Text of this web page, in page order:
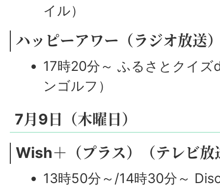
イル）
ハッピーアワー（ラジオ放送
17時20分～ ふるさとクイ
ンゴルフ）
7月9日（木曜日）
Wish＋（プラス）（テレビ放
13時50分～/14時30分～